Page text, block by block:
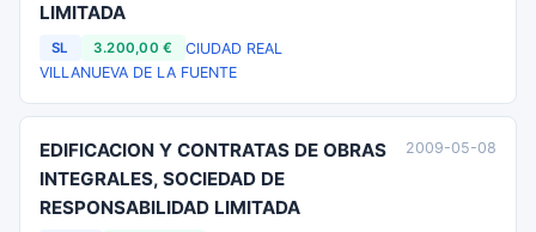
LIMITADA
SL 3.200,00 €
CIUDAD REAL
VILLANUEVA DE LA FUENTE
EDIFICACION Y CONTRATAS DE OBRAS
INTEGRALES, SOCIEDAD DE
RESPONSABILIDAD LIMITADA
2009-05-08